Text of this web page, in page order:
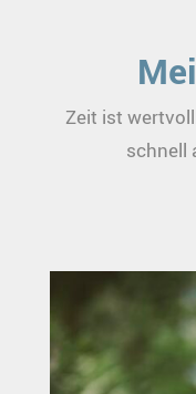
Zeit ist
schnell